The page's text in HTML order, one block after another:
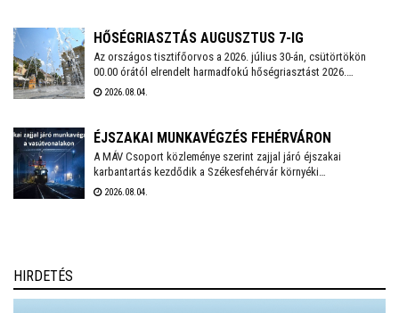
HŐSÉGRIASZTÁS AUGUSZTUS 7-IG
Az országos tisztifőorvos a 2026. július 30-án, csütörtökön
00.00 órától elrendelt harmadfokú hőségriasztást 2026.
augusztus 7-én, pénteken 24.00 óráig meghosszabbította.
város polgármestere mindenkit arra kér, hogy figyeljünk
egymásra, kiemelten a környezetünkben élő idős emberekre,
valamint vigyázzunk a háziállatainkra is.
2026.08.04.
ÉJSZAKAI MUNKAVÉGZÉS FEHÉRVÁRON
A MÁV Csoport közleménye szerint zajjal járó éjszakai
karbantartás kezdődik a Székesfehérvár környéki
vasútvonalakon augusztus 6-án. Székesfehérváron augusztus
2026.08.04.
HIRDETÉS